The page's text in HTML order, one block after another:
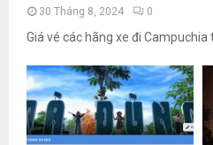
30 Tháng 8, 2024 0
Giá vé các hãng xe đi Campuchia